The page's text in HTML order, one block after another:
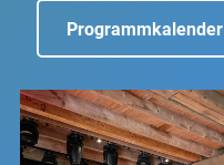
Programmkalender